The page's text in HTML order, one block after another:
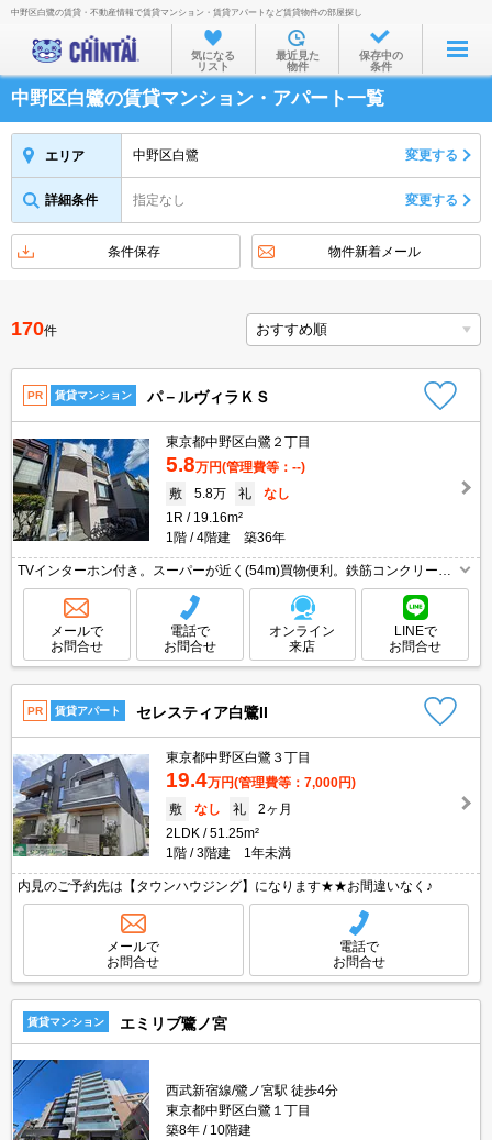
お部屋を探す
沿線・駅から
住所から
物件特集から
不動産会社から
TOP
中野区白鷺の賃貸・不動産情報で賃貸マンション・賃貸アパートなど賃貸物件の部屋探し
気になる
リスト
最近見た
物件
保存中の
条件
中野区白鷺の賃貸マンション・アパート一覧
エリア 中野区白鷺 変更する
詳細条件 指定なし 変更する
条件保存 物件新着メール
170件
PR 賃貸マンション パ－ルヴィラＫＳ
東京都中野区白鷺２丁目
5.8万円(管理費等：--)
敷
5.8万 礼
なし
1R
19.16m²
1階
4階建 築36年
TVインターホン付き。スーパーが近く(54m)買物便利。鉄筋コンクリート
造。うれしい礼金0!。IH調理器付き。クローゼット付。駅まで徒歩3分圏
内!。清掃費実費。ペット飼育の場合、敷金1ヵ月分増。
メールで
お問合せ
電話で
お問合せ
オンライン
来店
LINEで
お問合せ
PR 賃貸アパート セレスティア白鷺II
東京都中野区白鷺３丁目
19.4万円(管理費等：7,000円)
敷
なし 礼
2ヶ月
2LDK
51.25m²
1階
3階建 1年未満
内見のご予約先は【タウンハウジング】になります★★お間違いなく♪
メールで
お問合せ
電話で
お問合せ
賃貸マンション エミリブ鷺ノ宮
西武新宿線/鷺ノ宮駅 徒歩4分
東京都中野区白鷺１丁目
築8年
10階建